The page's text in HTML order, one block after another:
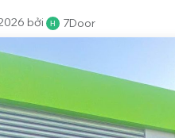
bởi 7Door